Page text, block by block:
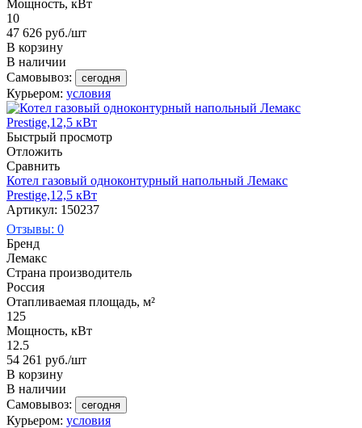
Мощность, кВт
10
47 626 руб./шт
В корзину
В наличии
Самовывоз:
сегодня
Курьером: условия
Быстрый просмотр
Отложить
Сравнить
Котел газовый одноконтурный напольный Лемакс
Prestige,12,5 кВт
Артикул: 150237
Отзывы: 0
Бренд
Лемакс
Страна производитель
Россия
Отапливаемая площадь, м²
125
Мощность, кВт
12.5
54 261 руб./шт
В корзину
В наличии
Самовывоз:
сегодня
Курьером: условия